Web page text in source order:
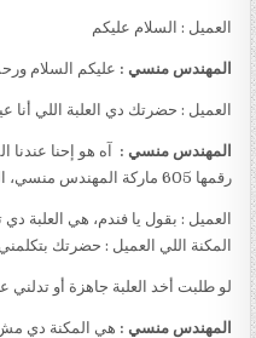
العميل : السلام عليكم
المهندس منسي : عليكم السلام
العميل : حضرتك دي العلبة اللي أنا
المهندس منسي : آه هو إحنا عندنا
رقمها 605 ماركة المهندس منسي، المكنة سعرها أو ما يعادله بالجنيه مصري
المكنة اللي العميل : حضرتك
لو طلبت أخد العلبة جاهزة أو
المهندس منسي :